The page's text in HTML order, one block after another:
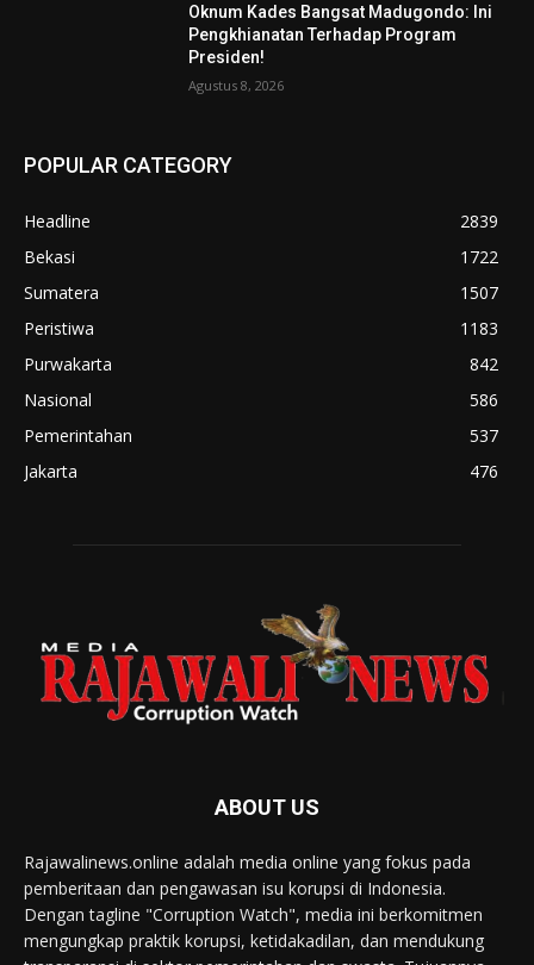
Oknum Kades Bangsat Madugondo: Ini
Pengkhianatan Terhadap Program
Presiden!
Agustus 8, 2026
POPULAR CATEGORY
Headline
2839
Bekasi
1722
Sumatera
1507
Peristiwa
1183
Purwakarta
842
Nasional
586
Pemerintahan
537
Jakarta
476
ABOUT US
Rajawalinews.online adalah media online yang fokus pada
pemberitaan dan pengawasan isu korupsi di Indonesia.
Dengan tagline "Corruption Watch", media ini berkomitmen
mengungkap praktik korupsi, ketidakadilan, dan mendukung